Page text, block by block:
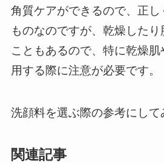
角質ケアができるので、正
ものなのですが、乾燥した
こともあるので、特に乾燥
用する際に注意が必要です。
洗顔料を選ぶ際の参考にして
関連記事